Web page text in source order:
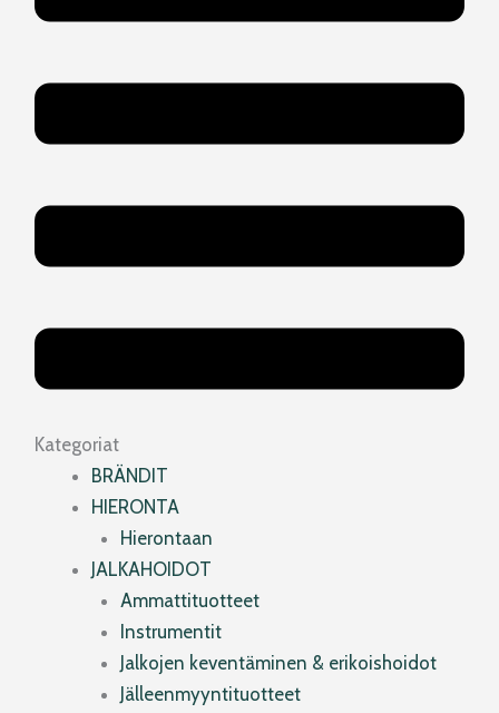
Kategoriat
BRÄNDIT
HIERONTA
Hierontaan
JALKAHOIDOT
Ammattituotteet
Instrumentit
Jalkojen keventäminen & erikoishoidot
Jälleenmyyntituotteet